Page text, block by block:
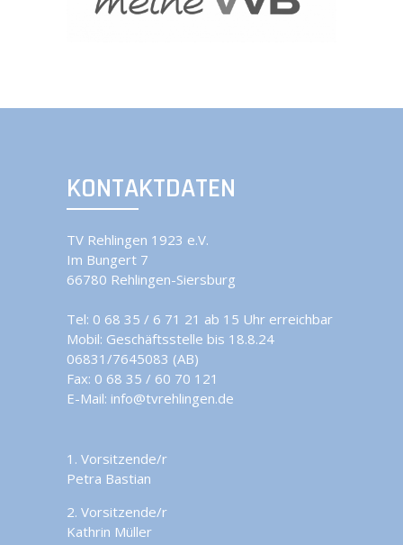
KONTAKTDATEN
TV Rehlingen 1923 e.V.
Im Bungert 7
66780 Rehlingen-Siersburg
Tel: 0 68 35 / 6 71 21 ab 15 Uhr erreichbar
Mobil: Geschäftsstelle bis 18.8.24
06831/7645083 (AB)
Fax: 0 68 35 / 60 70 121
E-Mail: info@tvrehlingen.de
1. Vorsitzende/r
Petra Bastian
2. Vorsitzende/r
Kathrin Müller